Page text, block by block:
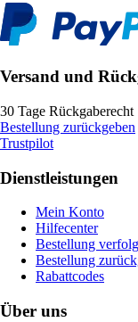
Versand und
30 Tage Rückgaberecht
Bestellung zurückgeben
Trustpilot
Dienstleistungen
Mein Konto
Hilfecenter
Bestellung
Bestellung
Rabattcodes
Über uns